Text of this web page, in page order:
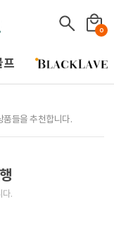
다음골프(Daum Golf) -
0
프
품들을 추천합니다.
다.